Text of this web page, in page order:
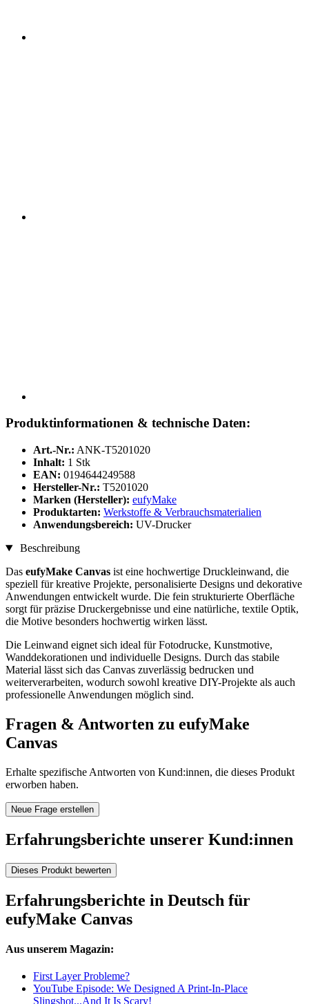
Produktinformationen & technische Daten:
Art.-Nr.: ANK-T5201020
Inhalt: 1 Stk
EAN: 0194644249588
Hersteller-Nr.: T5201020
Marken (Hersteller): eufyMake
Produktarten: Werkstoffe & Verbrauchsmaterialien
Anwendungsbereich: UV-Drucker
Beschreibung
Das eufyMake Canvas ist eine hochwertige Druckleinwand, die
speziell für kreative Projekte, personalisierte Designs und dekorative
Anwendungen entwickelt wurde. Die fein strukturierte Oberfläche
sorgt für präzise Druckergebnisse und eine natürliche, textile Optik,
die Motive besonders hochwertig wirken lässt.
Die Leinwand eignet sich ideal für Fotodrucke, Kunstmotive,
Wanddekorationen und individuelle Designs. Durch das stabile
Material lässt sich das Canvas zuverlässig bedrucken und
weiterverarbeiten, wodurch sowohl kreative DIY-Projekte als auch
professionelle Anwendungen möglich sind.
Fragen & Antworten zu eufyMake
Canvas
Erhalte spezifische Antworten von Kund:innen, die dieses Produkt
erworben haben.
Neue Frage erstellen
Erfahrungsberichte unserer Kund:innen
Dieses Produkt bewerten
Erfahrungsberichte in Deutsch für
eufyMake Canvas
Aus unserem Magazin:
First Layer Probleme?
YouTube Episode: We Designed A Print-In-Place
Slingshot...And It Is Scary!